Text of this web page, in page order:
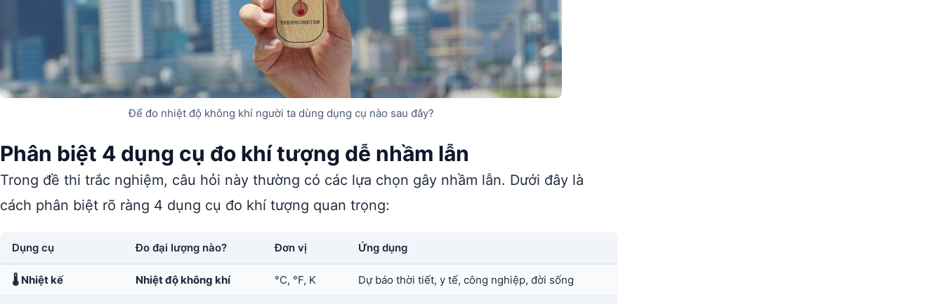
Để đo nhiệt độ không khí người ta dùng dụng cụ nào sau đây?
Phân biệt 4 dụng cụ đo khí tượng dễ nhầm lẫn
Trong đề thi trắc nghiệm, câu hỏi này thường có các lựa chọn gây nhầm lẫn. Dưới đây là
cách phân biệt rõ ràng 4 dụng cụ đo khí tượng quan trọng:
Dụng cụ Đo đại lượng nào? Đơn vị Ứng dụng
🌡️ Nhiệt kế Nhiệt độ không khí °C, °F, K Dự báo thời tiết, y tế, công nghiệp, đời sống